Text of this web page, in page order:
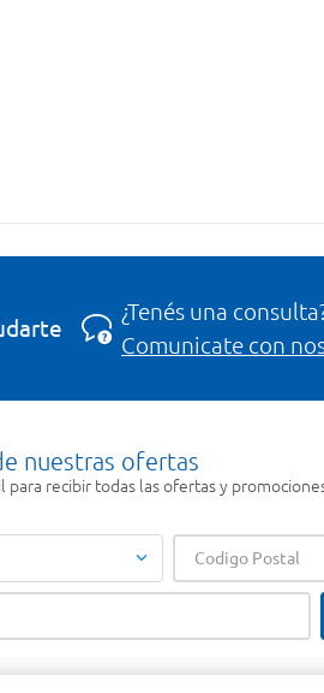
¿Tenés una
Comunicate con
nuestras ofertas
para recibir todas las ofertas y